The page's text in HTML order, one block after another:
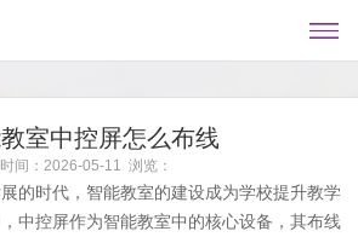
室中控屏怎么布线
时间：2026-05-11 浏览：
的时代，智能教室的建设成为学校提升教学
中控屏作为智能教室中的核心设备，其布线